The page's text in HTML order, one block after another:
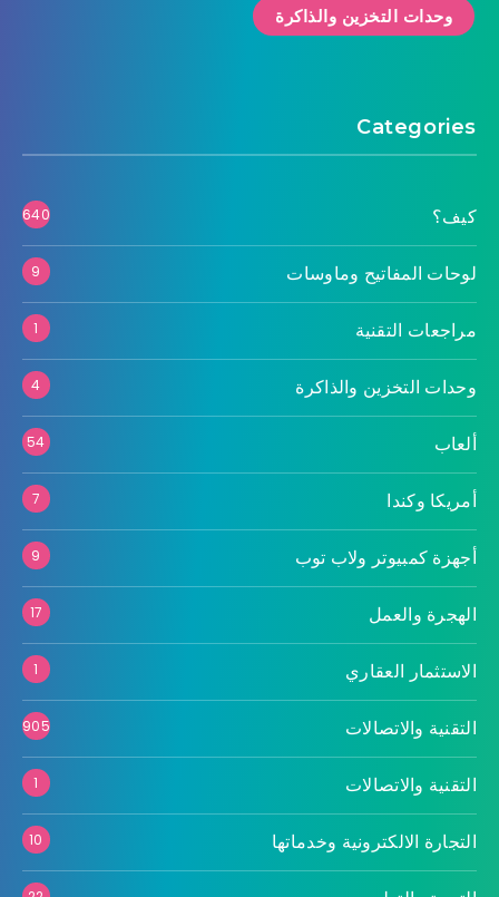
وحدات التخزين والذاكرة
Categories
كيف؟ 640
لوحات المفاتيح وماوسات 9
مراجعات التقنية 1
وحدات التخزين والذاكرة 4
ألعاب 54
أمريكا وكندا 7
أجهزة كمبيوتر ولاب توب 9
الهجرة والعمل 17
الاستثمار العقاري 1
التقنية والاتصالات 905
التقنية والاتصالات 1
التجارة الالكترونية وخدماتها 10